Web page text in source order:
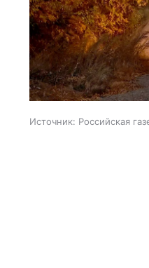
Источник: Российская